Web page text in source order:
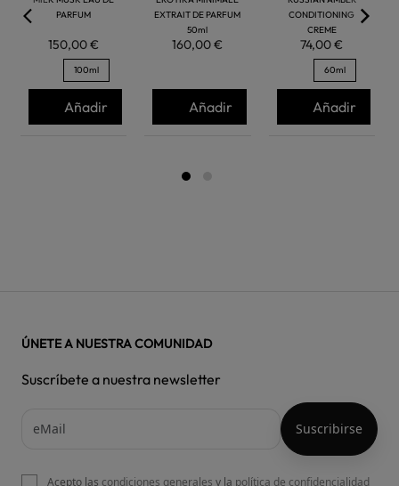
PARFUM
150,00 €
100ml
Añadir
EXTRAIT DE PARFUM
50ml
160,00 €
Añadir
CONDITIONING
CREME
74,00 €
60ml
Añadir
ÚNETE A NUESTRA COMUNIDAD
Suscríbete a nuestra newsletter
Acepto las condiciones generales y la política de confidencialidad